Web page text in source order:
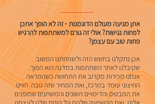
אתן מגיעה מעולם הדוגמנות - זה לא הופך אתכן
לפחות נגישות? אולי זה גורם למשתתפות להרגיש
פחות טוב עם עצמן?
אכן נתקלנו בחשש הזה ולשמחתנו המשוב
שקיבלנו לאחר השתתפות בסדנה הוא הפוך.
אנחנו מכירות מקרוב את התחושה כשהמראה
החיצוני עומד במרכז, ואת המחיר שזה גובה. חווינו
את המבטים והדימויים השונים והמשתנים שמופנים